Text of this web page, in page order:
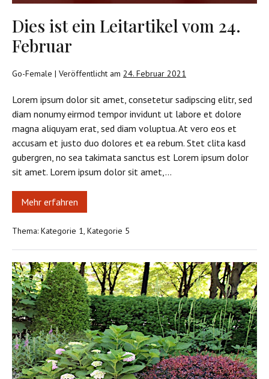
Dies ist ein Leitartikel vom 24.
Februar
Go-Female | Veröffentlicht am 24. Februar 2021
Lorem ipsum dolor sit amet, consetetur sadipscing elitr, sed
diam nonumy eirmod tempor invidunt ut labore et dolore
magna aliquyam erat, sed diam voluptua. At vero eos et
accusam et justo duo dolores et ea rebum. Stet clita kasd
gubergren, no sea takimata sanctus est Lorem ipsum dolor
sit amet. Lorem ipsum dolor sit amet,…
Mehr erfahren
Dies
ist
Leitartikel
24.
Februar
Thema: Kategorie 1, Kategorie 5
Lorem
ipsum
dolor
sit
amet
consetetur
sadipscing